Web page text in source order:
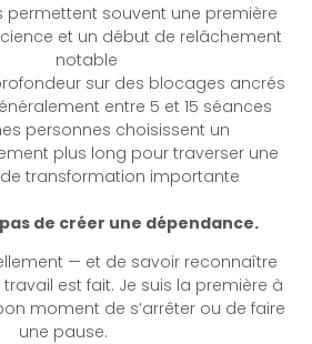
permettent souvent une première
et un début de relâchement
notable
sur des blocages ancrés
entre 5 et 15 séances
personnes choisissent un
plus long pour traverser une
transformation importante
de créer une dépendance.
— et de savoir reconnaître
est fait. Je suis la première à
moment de s’arrêter ou de faire
une pause.